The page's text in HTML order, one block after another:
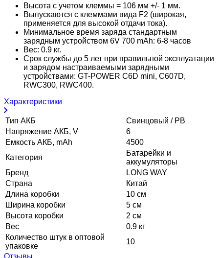
Высота с учетом клеммы = 106 мм +/- 1 мм.
Выпускаются с клеммами вида F2 (широкая,
применяется для высокой отдачи тока).
Минимальное время заряда стандартным
зарядным устройством 6V 700 mAh: 6-8 часов
Вес: 0.9 кг.
Срок службы до 5 лет при правильной эксплуатации
и зарядом настраиваемыми зарядными
устройствами: GT-POWER C6D mini, C607D,
RWC300, RWC400.
Характеристики
Тип АКБ
Свинцовый / PB
Напряжение АКБ, V
6
Емкость АКБ, mAh
4500
Категория
Батарейки и
аккумуляторы
Бренд
LONG WAY
Страна
Китай
Длина коробки
10 см
Ширина коробки
5 см
Высота коробки
2 см
Вес
0.9 кг
Количество штук в оптовой
упаковке
10
Отзывы